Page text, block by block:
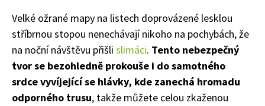
Velké ožrané mapy na listech doprovázené lesklou
stříbrnou stopou nenechávají nikoho na pochybách, že
na noční návštěvu přišli slimáci. Tento nebezpečný
tvor se bezohledně prokouše i do samotného
srdce vyvíjející se hlávky, kde zanechá hromadu
odporného trusu, takže můžete celou zkaženou